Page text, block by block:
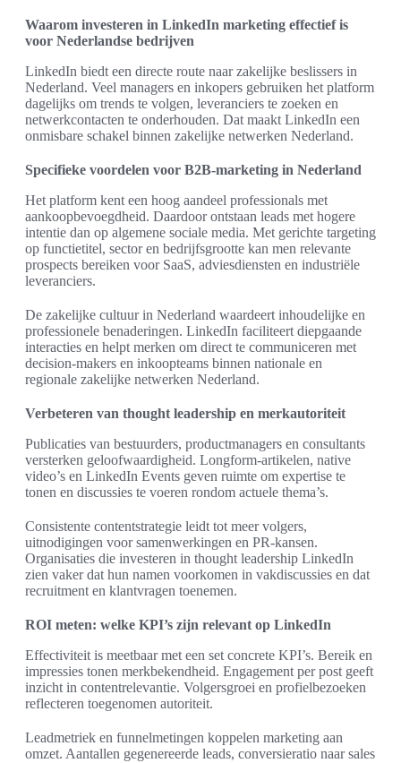
Waarom investeren in LinkedIn marketing effectief is
voor Nederlandse bedrijven
LinkedIn biedt een directe route naar zakelijke beslissers in
Nederland. Veel managers en inkopers gebruiken het platform
dagelijks om trends te volgen, leveranciers te zoeken en
netwerkcontacten te onderhouden. Dat maakt LinkedIn een
onmisbare schakel binnen zakelijke netwerken Nederland.
Specifieke voordelen voor B2B-marketing in Nederland
Het platform kent een hoog aandeel professionals met
aankoopbevoegdheid. Daardoor ontstaan leads met hogere
intentie dan op algemene sociale media. Met gerichte targeting
op functietitel, sector en bedrijfsgrootte kan men relevante
prospects bereiken voor SaaS, adviesdiensten en industriële
leveranciers.
De zakelijke cultuur in Nederland waardeert inhoudelijke en
professionele benaderingen. LinkedIn faciliteert diepgaande
interacties en helpt merken om direct te communiceren met
decision-makers en inkoopteams binnen nationale en
regionale zakelijke netwerken Nederland.
Verbeteren van thought leadership en merkautoriteit
Publicaties van bestuurders, productmanagers en consultants
versterken geloofwaardigheid. Longform-artikelen, native
video’s en LinkedIn Events geven ruimte om expertise te
tonen en discussies te voeren rondom actuele thema’s.
Consistente contentstrategie leidt tot meer volgers,
uitnodigingen voor samenwerkingen en PR-kansen.
Organisaties die investeren in thought leadership LinkedIn
zien vaker dat hun namen voorkomen in vakdiscussies en dat
recruitment en klantvragen toenemen.
ROI meten: welke KPI’s zijn relevant op LinkedIn
Effectiviteit is meetbaar met een set concrete KPI’s. Bereik en
impressies tonen merkbekendheid. Engagement per post geeft
inzicht in contentrelevantie. Volgersgroei en profielbezoeken
reflecteren toegenomen autoriteit.
Leadmetriek en funnelmetingen koppelen marketing aan
omzet. Aantallen gegenereerde leads, conversieratio naar sales